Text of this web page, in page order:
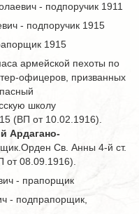
- подпоручик 1911
- подпоручик 1915
1915
армейской пехоты по
офицеров, призванных
школу
(ВП от 10.02.1916).
Ардагано-
Св. Анны 4-й ст.
от 08.09.1916).
- прапорщик
- подпрапорщик,